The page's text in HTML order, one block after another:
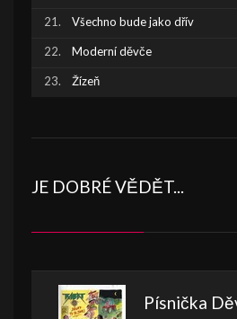
Všechno bude jako dřív
Moderní děvče
Žízeň
JE DOBRÉ VĚDĚT...
Písnička